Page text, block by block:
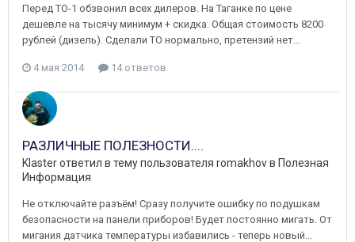
Перед ТО-1 обзвонил всех дилеров. На Таганке по цене
дешевле на тысячу минимум + скидка. Общая стоимость 8200
рублей (дизель). Сделали ТО нормально, претензий нет...
4 мая 2014 14 ответов
РАЗЛИЧНЫЕ ПОЛЕЗНОСТИ....
Klasterответил в тему пользователя romakhovв Полезная
Информация
Не отключайте разъём! Сразу получите ошибку по подушкам
безопасности на панели приборов! Будет постоянно мигать. От
мигания датчика температуры избавились - теперь новый...